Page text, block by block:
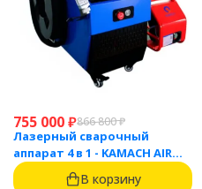
755 000₽866 800₽
Лазерный сварочный
аппарат 4 в 1 - KAMACH AIR
1500
В корзину